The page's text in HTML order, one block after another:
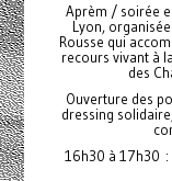
Aprèm / soirée
Lyon,
Rousse qui
recours vivant à
des
Ouverture des
dressing
16h30 à 17h30 :